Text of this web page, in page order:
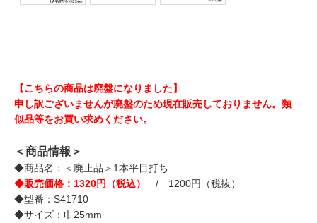
【こちらの商品は廃盤になりました】
申し訳ございませんが廃盤のため現在販売しておりません。類
似品等をお買い求めください。
＜商品情報＞
◆商品名：＜廃止品＞1本平目打ち
◆販売価格：1320円（税込）
/ 1200円（税抜）
◆型番：S41710
◆サイズ：巾25mm